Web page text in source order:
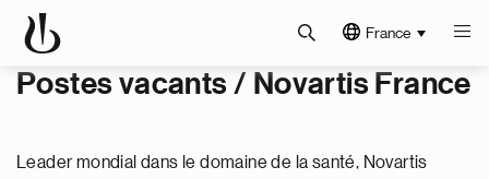
France
Postes vacants / Novartis France
Leader mondial dans le domaine de la santé, Novartis